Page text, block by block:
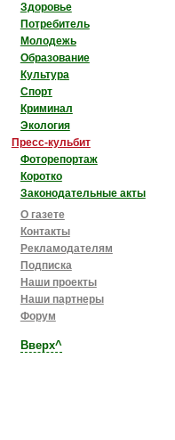
Здоровье
Потребитель
Молодежь
Образование
Культура
Спорт
Криминал
Экология
Пресс-кульбит
Фоторепортаж
Коротко
Законодательные акты
О газете
Контакты
Рекламодателям
Подписка
Наши проекты
Наши партнеры
Форум
Вверх^